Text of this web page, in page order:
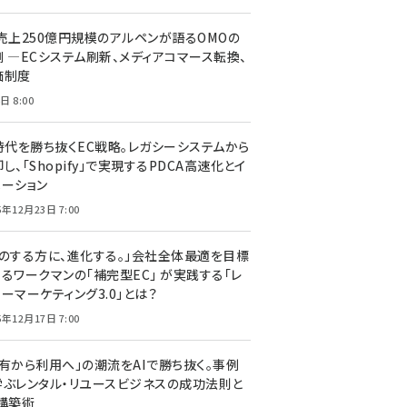
上250億円規模のアルペンが語るOMOの
―ECシステム刷新、メディアコマース転換、
制度
8:00
を勝ち抜くEC戦略。レガシーシステムから
、「Shopify」で実現するPDCA高速化とイ
ション
12月23日 7:00
する方に、進化する。」会社全体最適を目標
ワークマンの「補完型EC」 が実践する「レ
マーケティング3.0」とは？
12月17日 7:00
から利用へ」の潮流をAIで勝ち抜く。事例
レンタル・リユースビジネスの成功法則と
築術